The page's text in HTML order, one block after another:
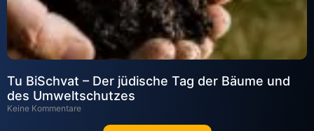
Tu BiSchvat – Der jüdische Tag der Bäume und
des Umweltschutzes
Keine Kommentare